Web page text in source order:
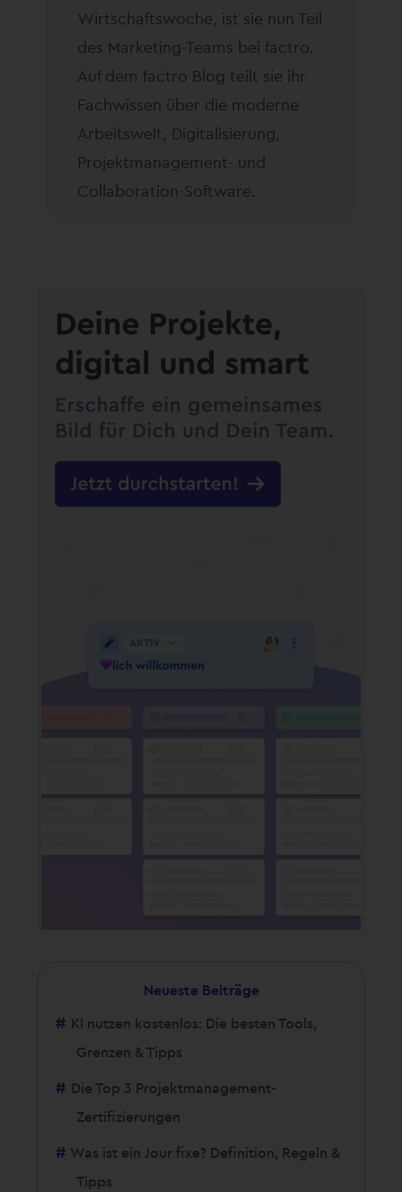
Wirtschaftswoche, ist sie nun Teil
des Marketing-Teams bei factro.
Auf dem factro Blog teilt sie ihr
Fachwissen über die moderne
Arbeitswelt, Digitalisierung,
Projektmanagement- und
Collaboration-Software.
Neueste Beiträge
KI nutzen kostenlos: Die besten Tools,
Grenzen & Tipps
Die Top 3 Projektmanagement-
Zertifizierungen
Was ist ein Jour fixe? Definition, Regeln &
Tipps